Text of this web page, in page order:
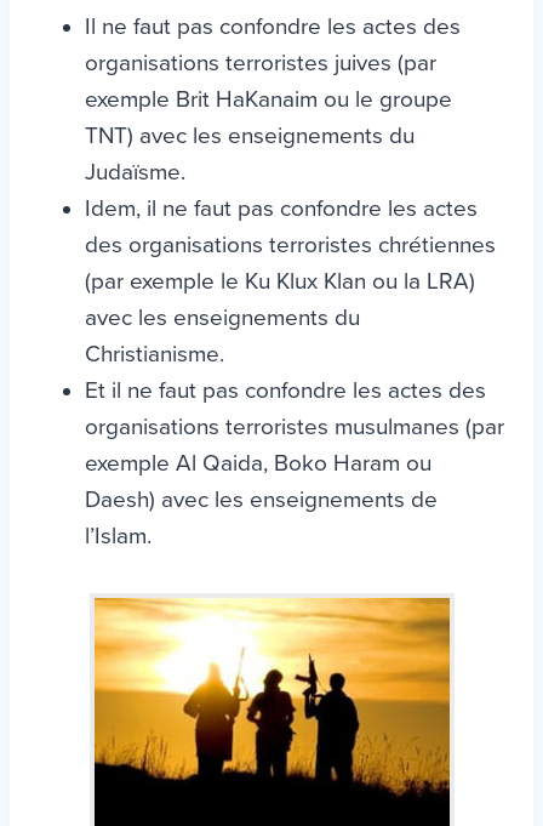
Il ne faut pas confondre les actes des
organisations terroristes juives (par
exemple Brit HaKanaim ou le groupe
TNT) avec les enseignements du
Judaïsme.
Idem, il ne faut pas confondre les actes
des organisations terroristes chrétiennes
(par exemple le Ku Klux Klan ou la LRA)
avec les enseignements du
Christianisme.
Et il ne faut pas confondre les actes des
organisations terroristes musulmanes (par
exemple Al Qaida, Boko Haram ou
Daesh) avec les enseignements de
l’Islam.